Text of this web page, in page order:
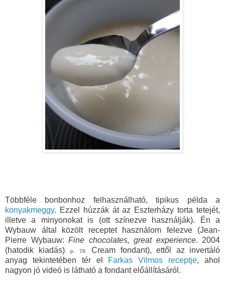
Többféle bonbonhoz felhasználható, tipikus példa a
konyakmeggy. Ezzel húzzák át az Eszterházy torta tetejét,
illetve a minyonokat is (ott színezve használják). Én a
Wybauw által közölt receptet használom felezve (Jean-
Pierre Wybauw: Fine chocolates, great experience. 2004
(hatodik kiadás). p. 78. Cream fondant), ettől az invertáló
anyag tekintetében tér el Farkas Vilmos receptje, ahol
nagyon jó videó is látható a fondant előállításáról.